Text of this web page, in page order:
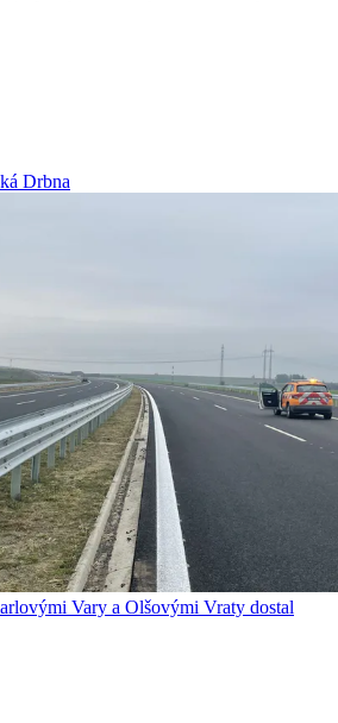
Drbna
Vary a Olšovými Vraty dostal